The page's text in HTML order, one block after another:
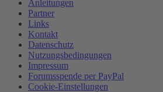
Anleitungen
Partner
Links
Kontakt
Datenschutz
Nutzungsbedingungen
Impressum
Forumsspende per PayPal
Cookie-Einstellungen